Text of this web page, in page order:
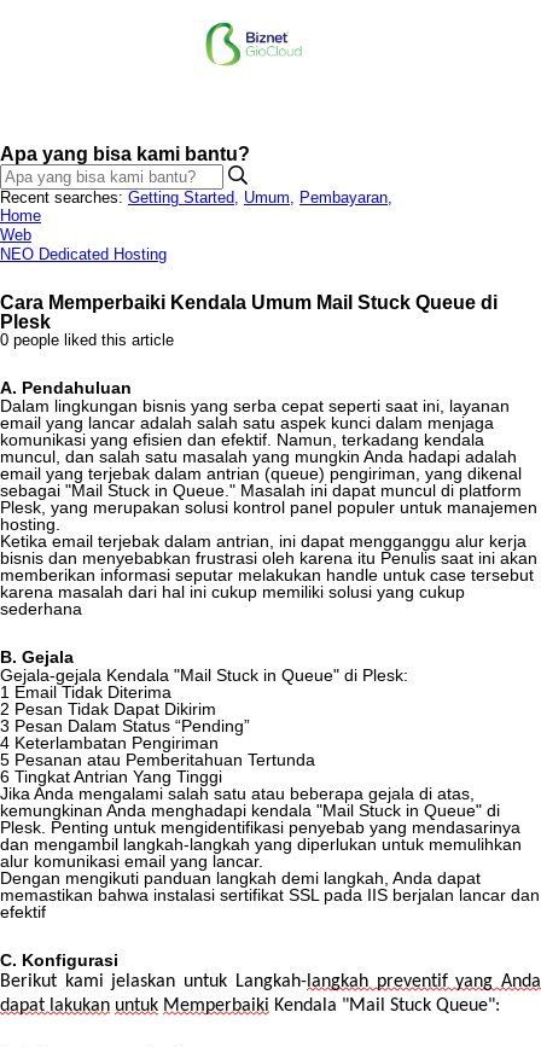
Apa yang bisa kami bantu?
Recent searches: Getting Started, Umum, Pembayaran,
Home
Web
NEO Dedicated Hosting
Cara Memperbaiki Kendala Umum Mail Stuck Queue di
Plesk
0 people liked this article
A. Pendahuluan
Dalam lingkungan bisnis yang serba cepat seperti saat ini layanan
email yang lancar adalah salah satu aspek kunci dalam menjaga
komunikasi yang efisien dan efektif Namun terkadang kendala
muncul dan salah satu masalah yang mungkin Anda hadapi adalah
email yang terjebak dalam antrian (queue) pengiriman yang dikenal
sebagai "Mail Stuck in Queue " Masalah ini dapat muncul di platform
Plesk yang merupakan solusi kontrol panel populer untuk manajemen
hosting
Ketika email terjebak dalam antrian ini dapat mengganggu alur kerja
bisnis dan menyebabkan frustrasi oleh karena itu Penulis saat ini akan
memberikan informasi seputar melakukan handle untuk case tersebut
karena masalah dari hal ini cukup memiliki solusi yang cukup
sederhana
B. Gejala
Gejala-gejala Kendala "Mail Stuck in Queue" di Plesk:
1 Email Tidak Diterima
2 Pesan Tidak Dapat Dikirim
3 Pesan Dalam Status “Pending”
4 Keterlambatan Pengiriman
5 Pesanan atau Pemberitahuan Tertunda
6 TingkatAntrian Yang Tinggi
Jika Anda mengalami salah satu atau beberapa gejala di atas
kemungkinan Anda menghadapi kendala "Mail Stuck in Queue" di
Plesk Penting untuk mengidentifikasi penyebab yang mendasarinya
dan mengambil langkah-langkah yang diperlukan untuk memulihkan
alur komunikasi email yang lancar.
Dengan mengikuti panduan langkah demi langkah Anda dapat
memastikan bahwa instalasi sertifikat SSL pada IIS berjalan lancar dan
efektif
C. Konfigurasi
Berikut kami jelaskan untuk Langkah-langkah preventif yang Anda
dapat lakukan untuk Memperbaiki Kendala "Mail Stuck Queue":